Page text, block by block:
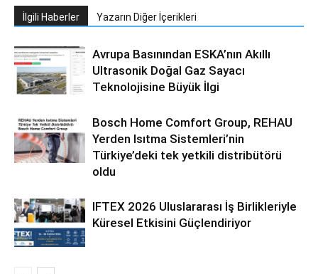
İlgili Haberler Yazarın Diğer İçerikleri
Avrupa Basınından ESKA’nın Akıllı
Ultrasonik Doğal Gaz Sayacı
Teknolojisine Büyük İlgi
Bosch Home Comfort Group, REHAU
Yerden Isıtma Sistemleri’nin
Türkiye’deki tek yetkili distribütörü
oldu
IFTEX 2026 Uluslararası İş Birlikleriyle
Küresel Etkisini Güçlendiriyor